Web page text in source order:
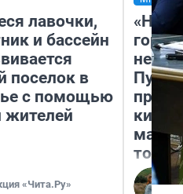
лавочки,
и бассейн
поселок в
с помощью
жителей
«Чита.Ру»
«Нет
того